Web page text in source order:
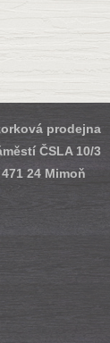
prodejna
ČSLA 10/3
471 24 Mimoň